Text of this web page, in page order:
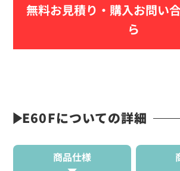
無料お見積り・ 購入お問い
ら
E60Fについての詳細
商品仕様